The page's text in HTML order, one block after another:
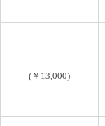
(￥13,000)